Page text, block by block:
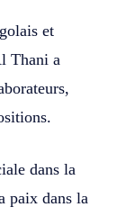
et
Thani a
dans la
paix dans la